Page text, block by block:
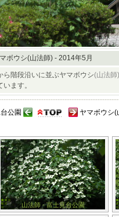
ボウシ(山法師) - 2014年5月
階段沿いに並ぶヤマボウシ(山法師)
ます。
公園 ヤマボウシ(
山法師 - 富士見台公園